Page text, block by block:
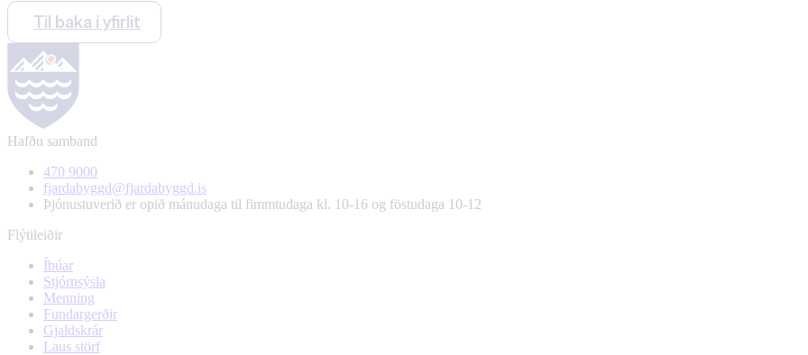
Til baka í yfirlit
Hafðu samband
470 9000
fjardabyggd@fjardabyggd.is
Þjónustuverið er opið mánudaga til fimmtudaga kl. 10-16 og föstudaga 10-12
Flýtileiðir
Íbúar
Stjórnsýsla
Menning
Fundargerðir
Gjaldskrár
Laus störf